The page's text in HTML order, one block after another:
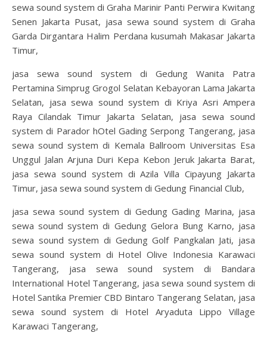
sewa sound system di Graha Marinir Panti Perwira Kwitang
Senen Jakarta Pusat, jasa sewa sound system di Graha
Garda Dirgantara Halim Perdana kusumah Makasar Jakarta
Timur,
jasa sewa sound system di Gedung Wanita Patra
Pertamina Simprug Grogol Selatan Kebayoran Lama Jakarta
Selatan, jasa sewa sound system di Kriya Asri Ampera
Raya Cilandak Timur Jakarta Selatan, jasa sewa sound
system di Parador hOtel Gading Serpong Tangerang, jasa
sewa sound system di Kemala Ballroom Universitas Esa
Unggul Jalan Arjuna Duri Kepa Kebon Jeruk Jakarta Barat,
jasa sewa sound system di Azila Villa Cipayung Jakarta
Timur, jasa sewa sound system di Gedung Financial Club,
jasa sewa sound system di Gedung Gading Marina, jasa
sewa sound system di Gedung Gelora Bung Karno, jasa
sewa sound system di Gedung Golf Pangkalan Jati, jasa
sewa sound system di Hotel Olive Indonesia Karawaci
Tangerang, jasa sewa sound system di Bandara
International Hotel Tangerang, jasa sewa sound system di
Hotel Santika Premier CBD Bintaro Tangerang Selatan, jasa
sewa sound system di Hotel Aryaduta Lippo Village
Karawaci Tangerang,